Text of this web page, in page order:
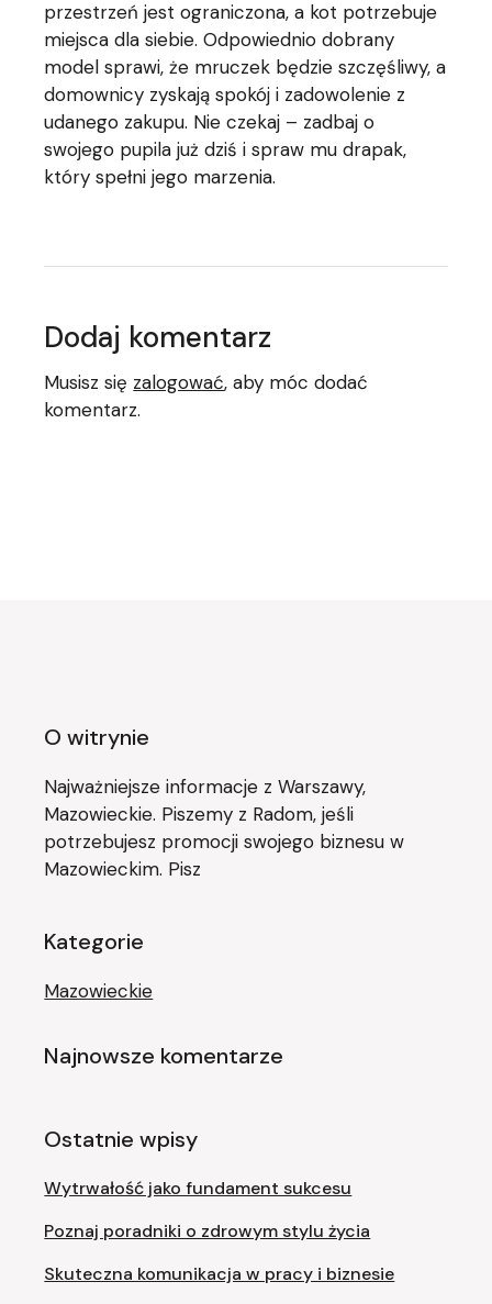
przestrzeń jest ograniczona, a kot potrzebuje
miejsca dla siebie. Odpowiednio dobrany
model sprawi, że mruczek będzie szczęśliwy, a
domownicy zyskają spokój i zadowolenie z
udanego zakupu. Nie czekaj – zadbaj o
swojego pupila już dziś i spraw mu drapak,
który spełni jego marzenia.
Dodaj komentarz
Musisz się zalogować, aby móc dodać
komentarz.
O witrynie
Najważniejsze informacje z Warszawy,
Mazowieckie. Piszemy z Radom, jeśli
potrzebujesz promocji swojego biznesu w
Mazowieckim. Pisz
Kategorie
Mazowieckie
Najnowsze komentarze
Ostatnie wpisy
Wytrwałość jako fundament sukcesu
Poznaj poradniki o zdrowym stylu życia
Skuteczna komunikacja w pracy i biznesie